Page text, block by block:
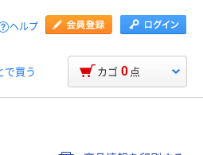
ヘルプ
で買う カゴ 0 点